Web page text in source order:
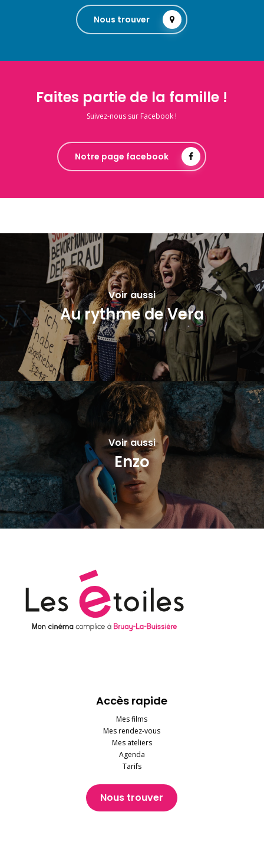
Nous trouver
Faites partie de la famille !
Suivez-nous sur Facebook !
Notre page facebook
Voir aussi
Au rythme de Vera
Voir aussi
Enzo
Accès rapide
Mes films
Mes rendez-vous
Mes ateliers
Agenda
Tarifs
Nous trouver